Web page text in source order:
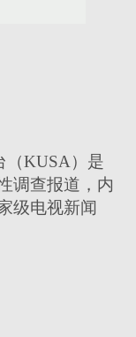
（KUSA）是
调查报道，内
级电视新闻